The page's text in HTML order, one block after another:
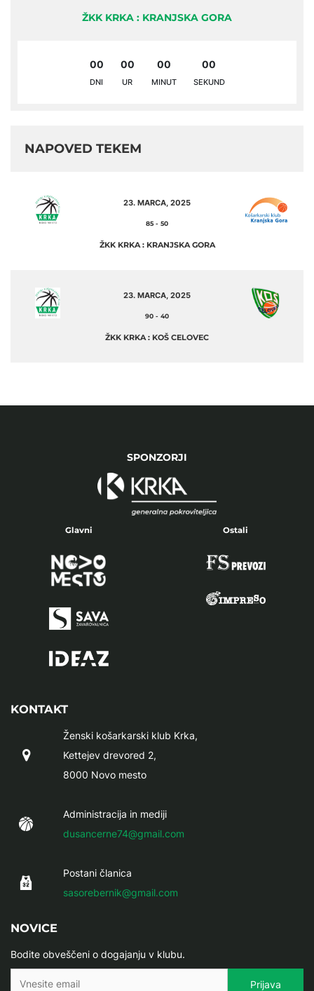
ŽKK KRKA : KRANJSKA GORA
00
DNI
00
UR
00
MINUT
00
SEKUND
NAPOVED TEKEM
23. MARCA, 2025
85 - 50
ŽKK KRKA : KRANJSKA GORA
23. MARCA, 2025
90 - 40
ŽKK KRKA : KOŠ CELOVEC
SPONZORJI
Glavni Ostali
KONTAKT
Ženski košarkarski klub Krka,
Kettejev drevored 2,
8000 Novo mesto
Administracija in mediji
dusancerne74@gmail.com
Postani članica
sasorebernik@gmail.com
NOVICE
Bodite obveščeni o dogajanju v klubu.